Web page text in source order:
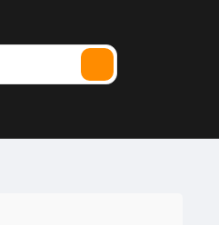
Search